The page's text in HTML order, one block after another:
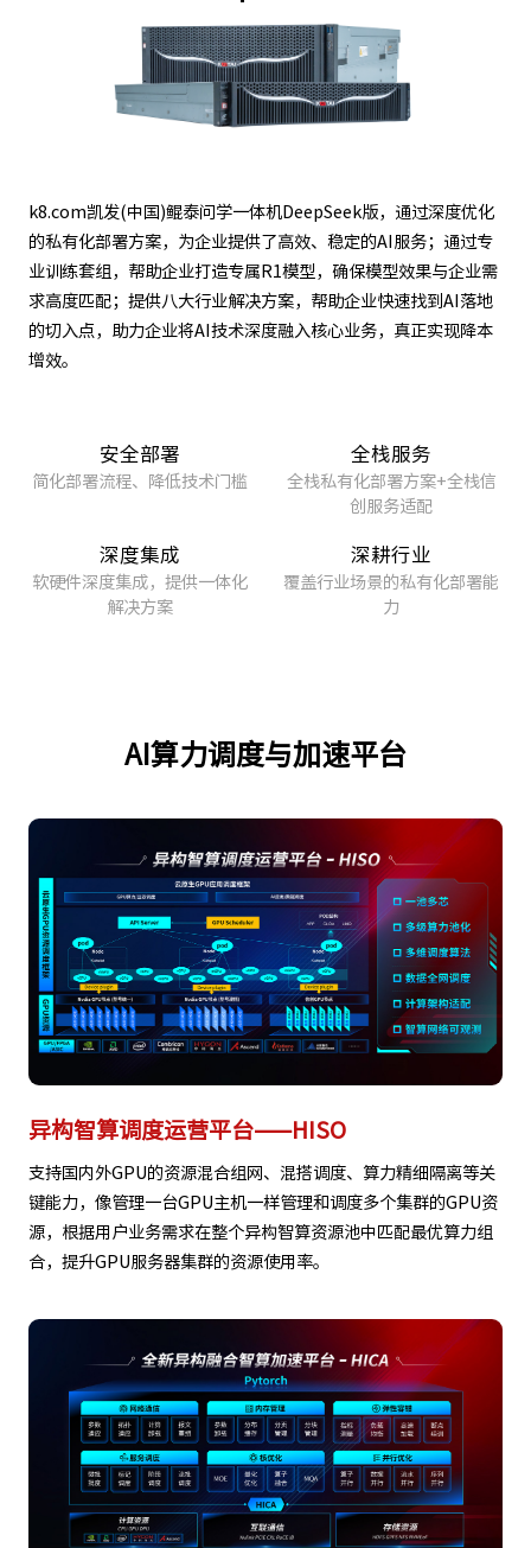
k8.com凯发(中国)鲲泰问学一体机DeepSeek版，通过深度优化
的私有化部署方案，为企业提供了高效、稳定的AI服务；通过专
业训练套组，帮助企业打造专属R1模型，确保模型效果与企业需
求高度匹配；提供八大行业解决方案，帮助企业快速找到AI落地
的切入点，助力企业将AI技术深度融入核心业务，真正实现降本
增效。
安全部署
简化部署流程、降低技术门槛
全栈服务
全栈私有化部署方案+全栈信
创服务适配
深度集成
软硬件深度集成，提供一体化
解决方案
深耕行业
覆盖行业场景的私有化部署能
力
AI算力调度与加速平台
异构智算调度运营平台——HISO
支持国内外GPU的资源混合组网、混搭调度、算力精细隔离等关
键能力，像管理一台GPU主机一样管理和调度多个集群的GPU资
源，根据用户业务需求在整个异构智算资源池中匹配最优算力组
合，提升GPU服务器集群的资源使用率。